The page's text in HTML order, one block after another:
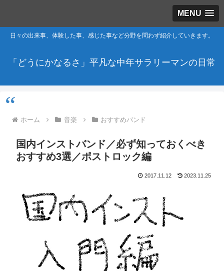
MENU
日々の出来事、体験した事、感じた事など分野を問わず紹介していきます。
「どうにかなるさ」平凡な中年サラリーマンの日常
ホーム 音楽 おすすめバンド
国内インストバンド／必ず知っておくべき
おすすめ3選／ポストロック編
2017.11.12 2023.11.25